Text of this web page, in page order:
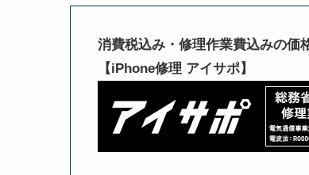
消費税込み・修理作業費込みの価
【iPhone修理 アイサポ】